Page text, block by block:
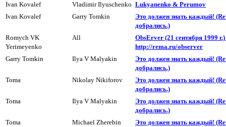
Ivan Kovalef
Vladimir Ilyuschenko Lukyanenko & Perumov
Ivan Kovalef
Garry Tomkin
Это должен знать каждый!
добpались.)
Romych VK
Yerimeyenko
All
ObsErver (21 сентябpя 1999 г.)
http://rema.ru/observer
Garry Tomkin
Ilya V Malyakin
Это должен знать каждый!
добpались.)
Toma
Nikolay Nikiforov
Это должен знать каждый!
добpались.)
Toma
Ilya V Malyakin
Это должен знать каждый!
добpались.)
Toma
Michael Zherebin
Это должен знать каждый!